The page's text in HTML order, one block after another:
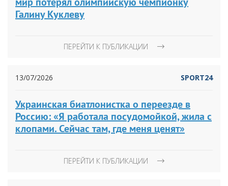
Галину Куклеву
ПЕРЕЙТИ К ПУБЛИКАЦИИ
13/07/2026 SPORT24
Украинская биатлонистка о переезде в
Россию: «Я работала посудомойкой, жила с
клопами. Сейчас там, где меня ценят»
ПЕРЕЙТИ К ПУБЛИКАЦИИ